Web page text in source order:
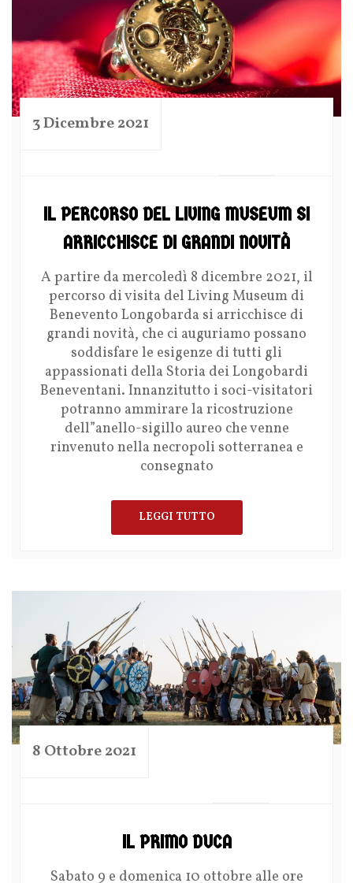
3 Dicembre 2021
IL PERCORSO DEL LIVING MUSEUM SI
ARRICCHISCE DI GRANDI NOVITÀ
A partire da mercoledì 8 dicembre 2021, il
percorso di visita del Living Museum di
Benevento Longobarda si arricchisce di
grandi novità, che ci auguriamo possano
soddisfare le esigenze di tutti gli
appassionati della Storia dei Longobardi
Beneventani. Innanzitutto i soci-visitatori
potranno ammirare la ricostruzione
dell”anello-sigillo aureo che venne
rinvenuto nella necropoli sotterranea e
consegnato
LEGGI TUTTO
8 Ottobre 2021
IL PRIMO DUCA
Sabato 9 e domenica 10 ottobre alle ore